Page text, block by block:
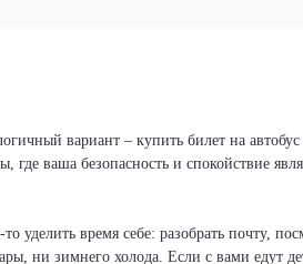
вариант – купить билет на
ваша безопасность и спокойствие
уделить время себе: разобрать почту,
ни зимнего холода. Если с вами едут